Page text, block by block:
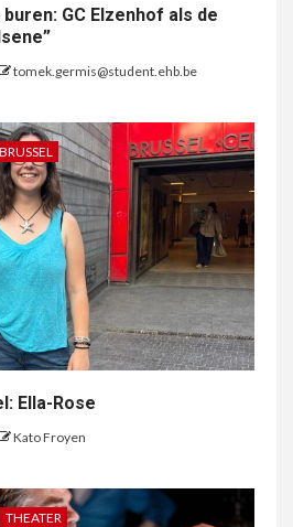
GC Elzenhof als de
tomek.germis@student.ehb.be
Ella-Rose
Kato Froyen
THEATER